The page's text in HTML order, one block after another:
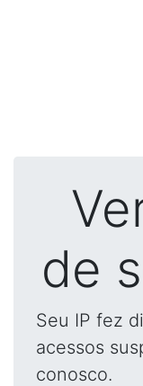
de
Seu IP fez
acessos
conosco.